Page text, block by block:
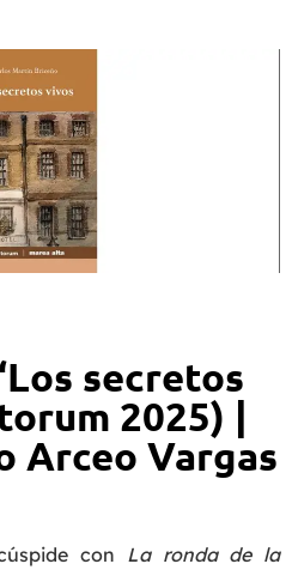
secretos
2025) |
Arceo Vargas
con La ronda de la